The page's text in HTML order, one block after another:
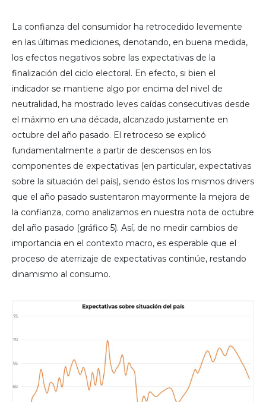
La confianza del consumidor ha retrocedido levemente
en las últimas mediciones, denotando, en buena medida,
los efectos negativos sobre las expectativas de la
finalización del ciclo electoral. En efecto, si bien el
indicador se mantiene algo por encima del nivel de
neutralidad, ha mostrado leves caídas consecutivas desde
el máximo en una década, alcanzado justamente en
octubre del año pasado. El retroceso se explicó
fundamentalmente a partir de descensos en los
componentes de expectativas (en particular, expectativas
sobre la situación del país), siendo éstos los mismos drivers
que el año pasado sustentaron mayormente la mejora de
la confianza, como analizamos en nuestra nota de octubre
del año pasado (gráfico 5). Así, de no medir cambios de
importancia en el contexto macro, es esperable que el
proceso de aterrizaje de expectativas continúe, restando
dinamismo al consumo.